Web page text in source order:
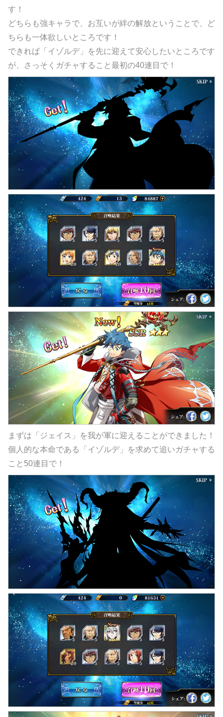
す！
どちらも強キャラで、お互いが絆の解放ということで、ど
ちらも一体欲しいところです！
できれば「イゾルデ」を先に迎えて安心したいところです
が、さっそくガチャすること最初の40連目で！
まずは「ジェイス」を我が軍に迎えることができました！
個人的な本命である「イゾルデ」を求めて追いガチャする
こと50連目で！